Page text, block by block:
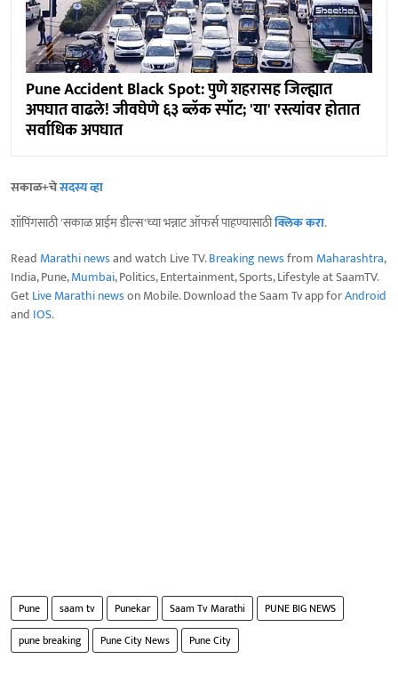
Pune Accident Black Spot: पुणे शहरासह जिल्ह्यात
अपघात वाढले! जीवघेणे ६३ ब्लॅक स्पॉट; 'या' रस्त्यांवर होतात
सर्वाधिक अपघात
सकाळ+चेसदस्य व्हा
शॉपिंगसाठी 'सकाळ प्राईम डील्स'च्या भन्नाट ऑफर्स पाहण्यासाठीक्लिक करा.
Read Marathi newsand watch Live TV.Breaking newsfrom Maharashtra,
India, Pune,Mumbai, Politics, Entertainment, Sports, Lifestyle at SaamTV.
GetLive Marathi newson Mobile. Download the Saam Tv app forAndroid
and IOS.
Pune saam tv Punekar Saam Tv Marathi
PUNE BIG NEWS
pune breaking
Pune City News Pune City